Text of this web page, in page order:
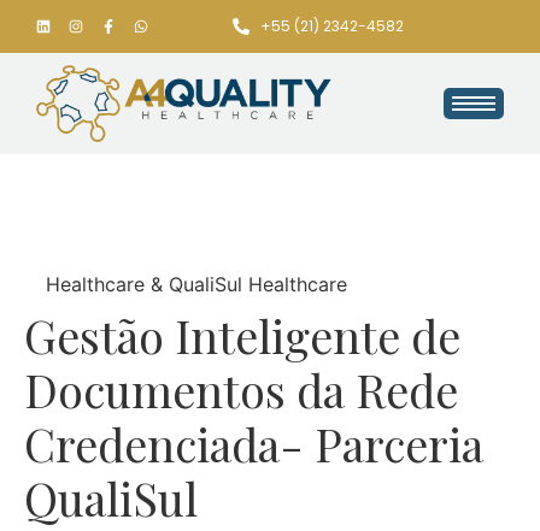
+55 (21) 2342-4582
Healthcare & QualiSul Healthcare
Gestão Inteligente de
Documentos da Rede
Credenciada- Parceria
QualiSul